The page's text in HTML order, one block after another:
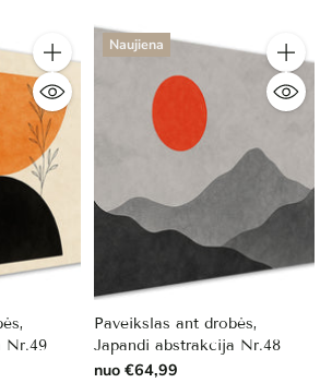
Kiekis
Nr.49
Naujiena
Kiekis
Paveikslas ant drobės,
Japandi abstrakcija Nr.48
nuo €64,99